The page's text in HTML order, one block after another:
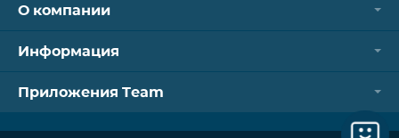
О компании
Информация
Приложения Team